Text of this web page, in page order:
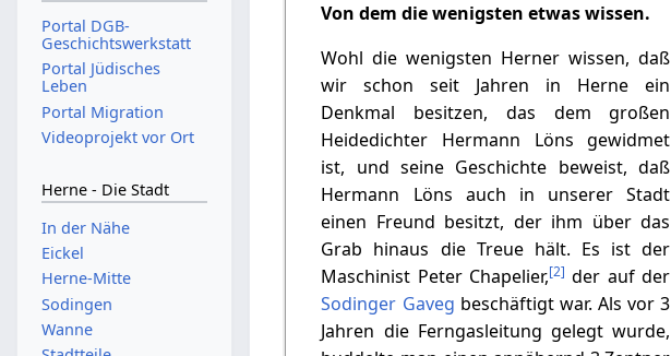
Von dem die wenigsten etwas wissen.
Wohl die wenigsten Herner wissen, daß
wir schon seit Jahren in Herne ein
Denkmal besitzen, das dem großen
Heidedichter Hermann Löns gewidmet
ist, und seine Geschichte beweist, daß
Hermann Löns auch in unserer Stadt
einen Freund besitzt, der ihm über das
Grab hinaus die Treue hält. Es ist der
Maschinist Peter Chapelier,[2] der auf der
Sodinger Gaveg beschäftigt war. Als vor 3
Jahren die Ferngasleitung gelegt wurde,
Portal DGB-
Geschichtswerkstatt
Portal Jüdisches
Leben
Portal Migration
Videoprojekt vor Ort
Herne - Die Stadt
In der Nähe
Eickel
Herne-Mitte
Sodingen
Wanne